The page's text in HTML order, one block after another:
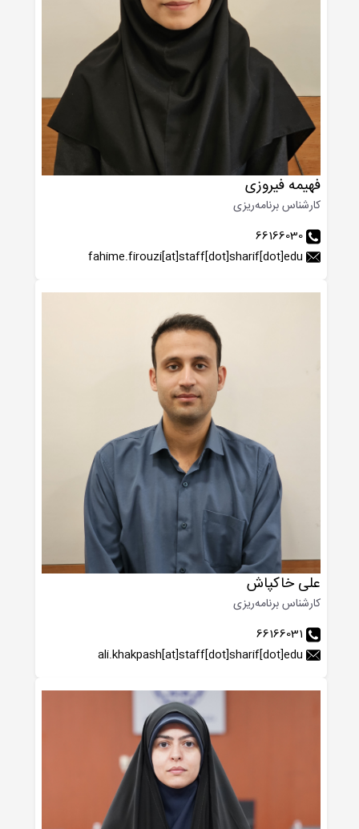
فهیمه فیروزی
کارشناس برنامه‌ریزی
66166030
fahime.firouzi[at]staff[dot]sharif[dot]edu
علی خاکپاش
کارشناس برنامه‌ریزی
66166031
ali.khakpash[at]staff[dot]sharif[dot]edu